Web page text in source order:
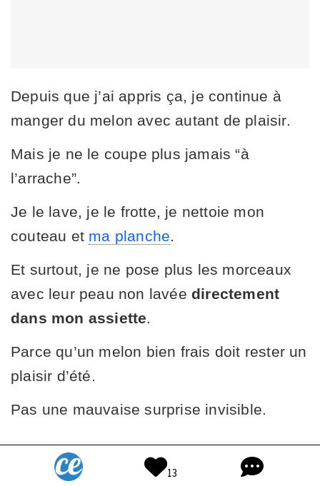
Depuis que j’ai appris ça, je continue à
manger du melon avec autant de plaisir.
Mais je ne le coupe plus jamais “à
l’arrache”.
Je le lave, je le frotte, je nettoie mon
couteau et ma planche.
Et surtout, je ne pose plus les morceaux
avec leur peau non lavée directement
dans mon assiette.
Parce qu’un melon bien frais doit rester un
plaisir d’été.
Pas une mauvaise surprise invisible.
À votre tour...
13